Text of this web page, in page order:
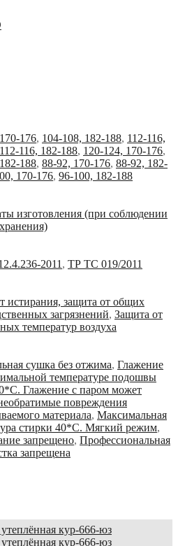
176, 104-108, 182-188, 112-116,
112-116, 182-188, 120-124, 170-176,
188, 88-92, 170-176, 88-92, 182-
170-176, 96-100, 182-188
изготовления (при соблюдении
2011 , ТР ТС 019/2011
истирания, защита от общих
загрязнений, Защита от
температур воздуха
сушка без отжима, Глажение
температуре подошвы
Глажение с паром может
повреждения
материала, Максимальная
стирки 40*С. Мягкий режим,
запрещено, Профессиональная
запрещена